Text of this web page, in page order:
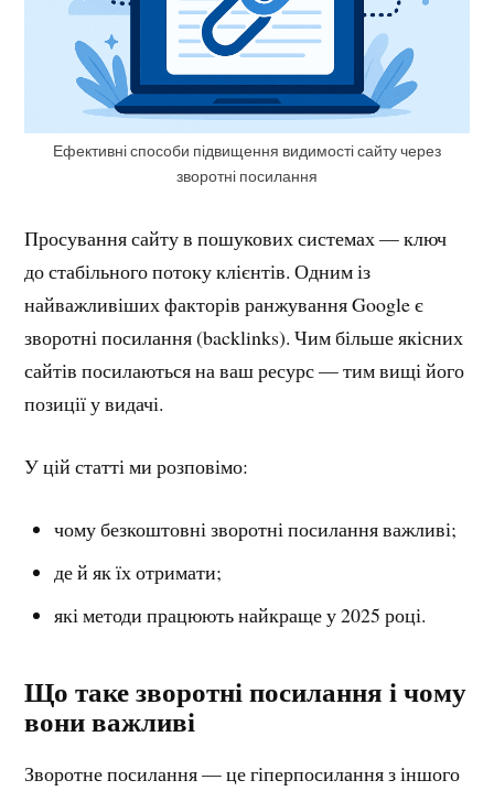
Ефективні способи підвищення видимості сайту через
зворотні посилання
Просування сайту в пошукових системах — ключ
до стабільного потоку клієнтів. Одним із
найважливіших факторів ранжування Google є
зворотні посилання (backlinks). Чим більше якісних
сайтів посилаються на ваш ресурс — тим вищі його
позиції у видачі.
У цій статті ми розповімо:
чому безкоштовні зворотні посилання важливі;
де й як їх отримати;
які методи працюють найкраще у 2025 році.
Що таке зворотні посилання і чому
вони важливі
Зворотне посилання — це гіперпосилання з іншого